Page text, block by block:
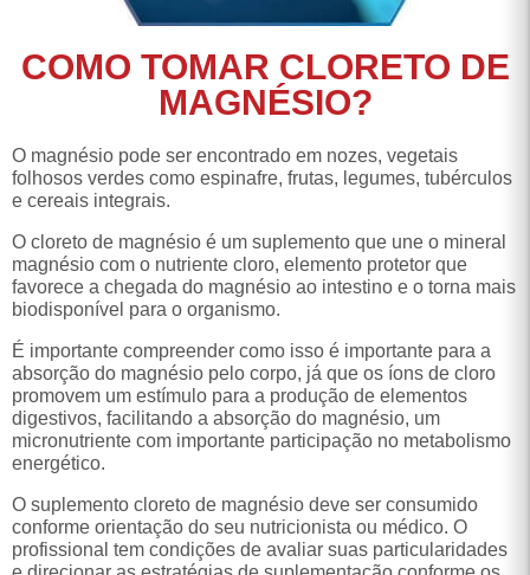
COMO TOMAR CLORETO DE
MAGNÉSIO?
O magnésio pode ser encontrado em nozes, vegetais
folhosos verdes como espinafre, frutas, legumes, tubérculos
e cereais integrais.
O cloreto de magnésio é um suplemento que une o mineral
magnésio com o nutriente cloro, elemento protetor que
favorece a chegada do magnésio ao intestino e o torna mais
biodisponível para o organismo.
É importante compreender como isso é importante para a
absorção do magnésio pelo corpo, já que os íons de cloro
promovem um estímulo para a produção de elementos
digestivos, facilitando a absorção do magnésio, um
micronutriente com importante participação no metabolismo
energético.
O suplemento cloreto de magnésio deve ser consumido
conforme orientação do seu nutricionista ou médico. O
profissional tem condições de avaliar suas particularidades